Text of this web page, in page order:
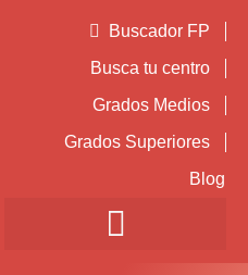
Buscador FP
Busca tu centro
Grados Medios
Grados Superiores
Blog